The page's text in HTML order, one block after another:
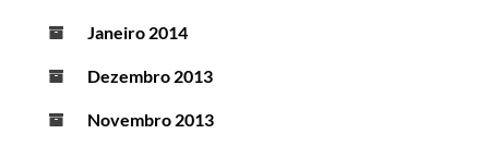
Janeiro 2014
Dezembro 2013
Novembro 2013